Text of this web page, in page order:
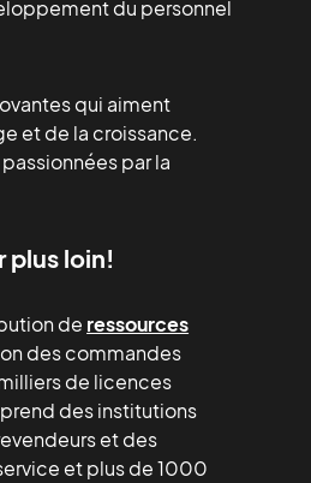
du personnel
qui aiment
et de la croissance.
par la
plus loin!
de ressources
des commandes
de licences
des institutions
et des
et plus de 1000